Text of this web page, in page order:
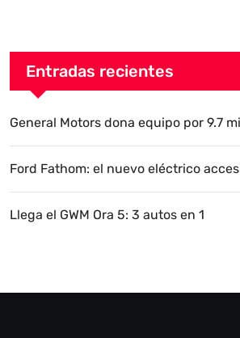
Entradas recientes
General Motors dona equipo por 9.7
Ford Fathom: el nuevo eléctrico
Llega el GWM Ora 5: 3 autos en 1